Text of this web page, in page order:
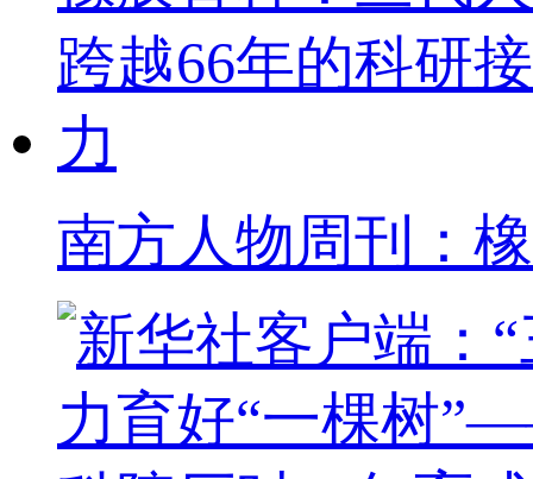
南方人物周刊：